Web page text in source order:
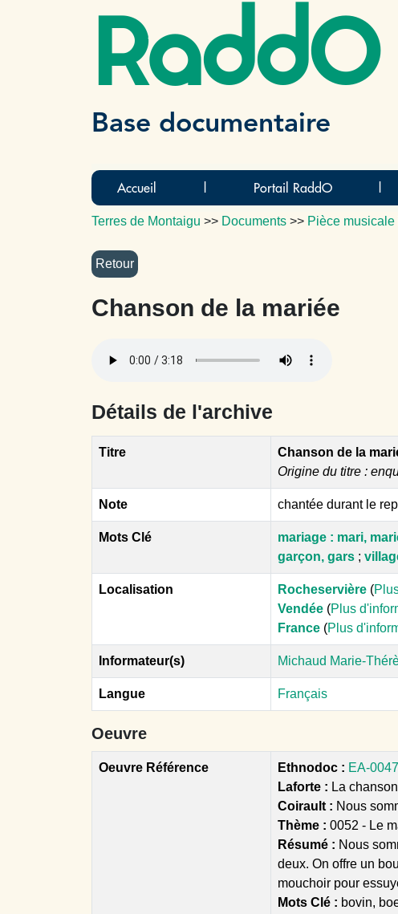
RaddO
Base documentaire
Accueil Portail RaddO
Terres de Montaigu >> Documents >> Pièce
Chanson de la mariée
Détails de l'archive
Titre
Chanson de la
Origine du titre :
Note chantée durant le
Mots Clé mariage : mari,
garçon, gars ;
Localisation Rocheservière (
Vendée (Plus
France (Plus
Informateur(s) Michaud Marie-
Langue Français
Oeuvre
Oeuvre Référence Ethnodoc : EA-
Laforte : La
Coirault : Nous
Thème : 0052 - Le
Résumé : Nous
deux. On offre un
mouchoir pour
Mots Clé : bovin,